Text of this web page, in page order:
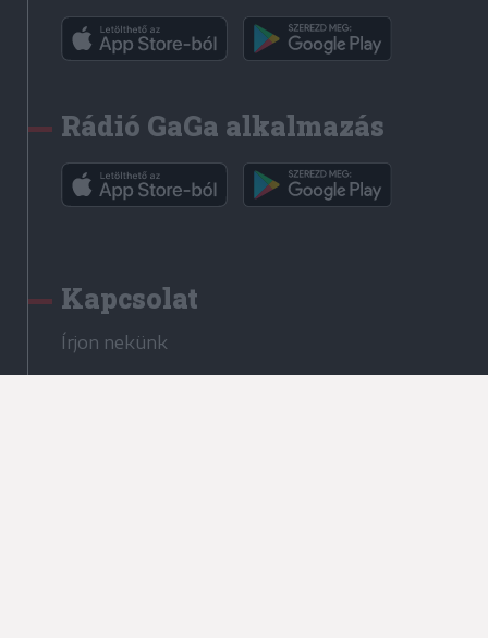
Rádió GaGa alkalmazás
Kapcsolat
Írjon nekünk